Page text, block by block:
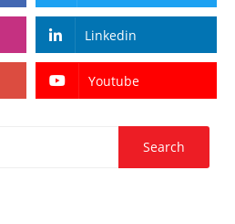
Linkedin
Youtube